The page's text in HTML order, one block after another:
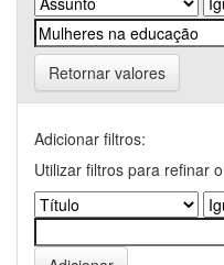
Retornar valores
Adicionar filtros:
Utilizar filtros para refinar